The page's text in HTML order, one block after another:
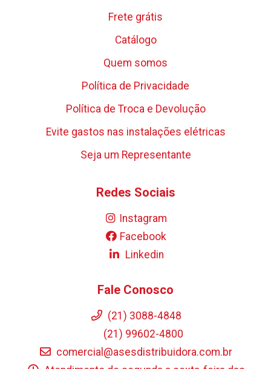
Frete grátis
Catálogo
Quem somos
Política de Privacidade
Política de Troca e Devolução
Evite gastos nas instalações elétricas
Seja um Representante
Redes Sociais
Instagram
Facebook
Linkedin
Fale Conosco
(21) 3088-4848
(21) 99602-4800
comercial@asesdistribuidora.com.br